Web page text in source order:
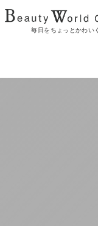
毎日をちょっとかわいく